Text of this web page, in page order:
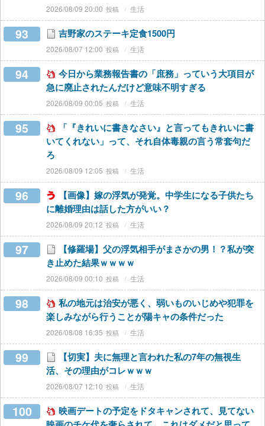
2026/08/09 20:00 生活
93 吉野家のステーキ定食1500円
2026/08/07 12:00 生活
94
今日から業務報告書の「庶務」っていう大項目が
急に廃止されたんだけど意味不明すぎる
2026/08/09 00:05 生活
95
「『きれいに書きなさい』と言ってもきれいに書
いてくれない」って、それ自体毒親の言う常套句だ
ろ
2026/08/09 12:05 生活
96
【画像】嫁の浮気が発覚。中学生になる子供たち
に離婚理由は話した方がいい？
2026/08/09 20:12 生活
97
【修羅場】父の浮気相手がまさかの男！？私が突
き止めた結果ｗｗｗｗ
2026/08/09 00:10 生活
98
私の地元は治安が悪く、弱いものいじめや犯罪を
楽しみながら行うことが陽キャの条件だった
2026/08/08 16:35 生活
99
【切実】夫に無理と言われた私の7年の無視生
活、その理由がコレｗｗｗ
2026/08/07 12:10 生活
100
映画デートの予定をドタキャンされて、見てない